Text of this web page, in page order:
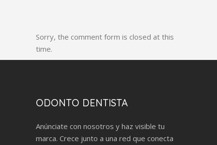
Sorry, the comment form is closed at this
time.
ODONTO DENTISTA
Anúnciate con nosotros y haz visible tu
marca. Crece junto a una red que conecta